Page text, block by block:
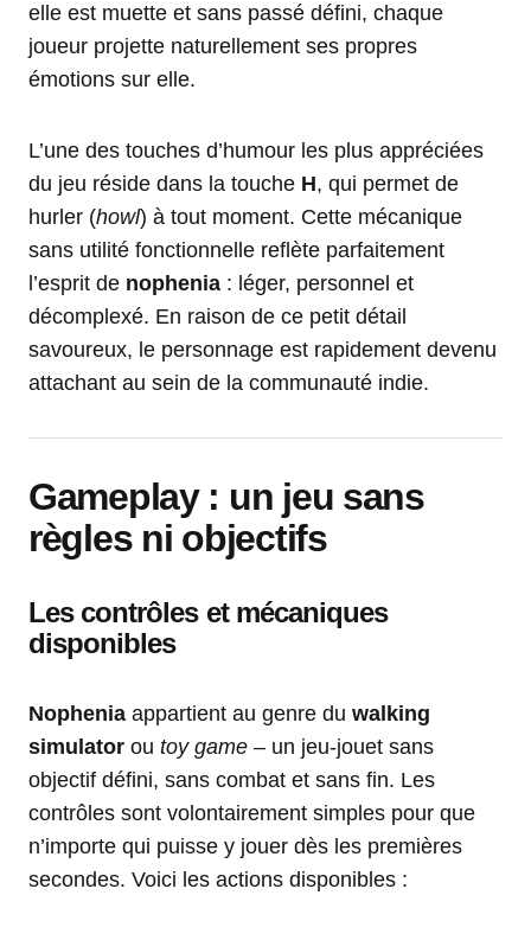
elle est muette et sans passé défini, chaque
joueur projette naturellement ses propres
émotions sur elle.
L’une des touches d’humour les plus appréciées
du jeu réside dans la touche H, qui permet de
hurler (howl) à tout moment. Cette mécanique
sans utilité fonctionnelle reflète parfaitement
l’esprit de nophenia : léger, personnel et
décomplexé. En raison de ce petit détail
savoureux, le personnage est rapidement devenu
attachant au sein de la communauté indie.
Gameplay : un jeu sans
règles ni objectifs
Les contrôles et mécaniques
disponibles
Nophenia appartient au genre du walking
simulator ou toy game – un jeu-jouet sans
objectif défini, sans combat et sans fin. Les
contrôles sont volontairement simples pour que
n’importe qui puisse y jouer dès les premières
secondes. Voici les actions disponibles :